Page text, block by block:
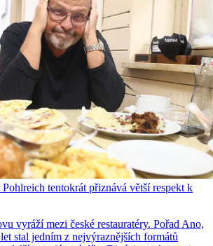
tentokrát přiznává větší respekt k
vyráží mezi české restauratéry. Pořad Ano,
stal jedním z nejvýraznějších formátů